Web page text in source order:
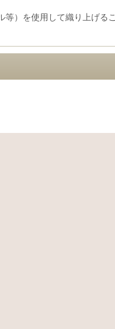
）を使用して織り上げる